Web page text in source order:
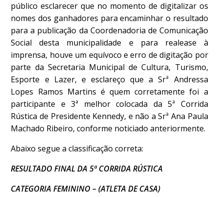
público esclarecer que no momento de digitalizar os
nomes dos ganhadores para encaminhar o resultado
para a publicação da Coordenadoria de Comunicação
Social desta municipalidade e para realease à
imprensa, houve um equívoco e erro de digitação por
parte da Secretaria Municipal de Cultura, Turismo,
Esporte e Lazer, e esclareço que a Srª Andressa
Lopes Ramos Martins é quem corretamente foi a
participante e 3ª melhor colocada da 5ª Corrida
Rústica de Presidente Kennedy, e não a Srª Ana Paula
Machado Ribeiro, conforme noticiado anteriormente.
Abaixo segue a classificação correta:
RESULTADO FINAL DA 5ª CORRIDA RÚSTICA
CATEGORIA FEMININO – (ATLETA DE CASA)